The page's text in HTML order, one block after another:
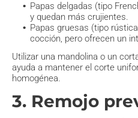
Papas delgadas (tipo
y quedan más crujientes.
Papas gruesas (tipo
cocción, pero ofrecen un
Utilizar una mandolina o un
ayuda a mantener el corte
homogénea.
3. Remojo